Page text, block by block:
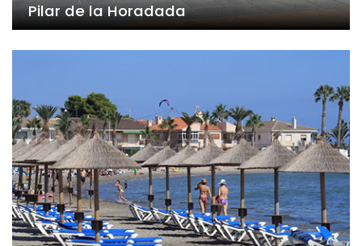
Pilar de la Horadada